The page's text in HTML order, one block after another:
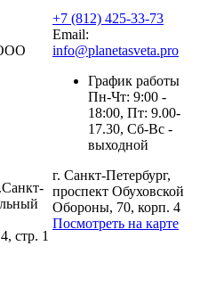
стр. 1
+7 (812) 425-33-73
Email:
info@planetasveta.pro
График работы
Пн-Чт: 9:00 -
18:00, Пт: 9.00-
17.30, Сб-Вс -
выходной
г. Санкт-Петербург,
проспект Обуховской
Обороны, 70, корп. 4
Посмотреть на карте